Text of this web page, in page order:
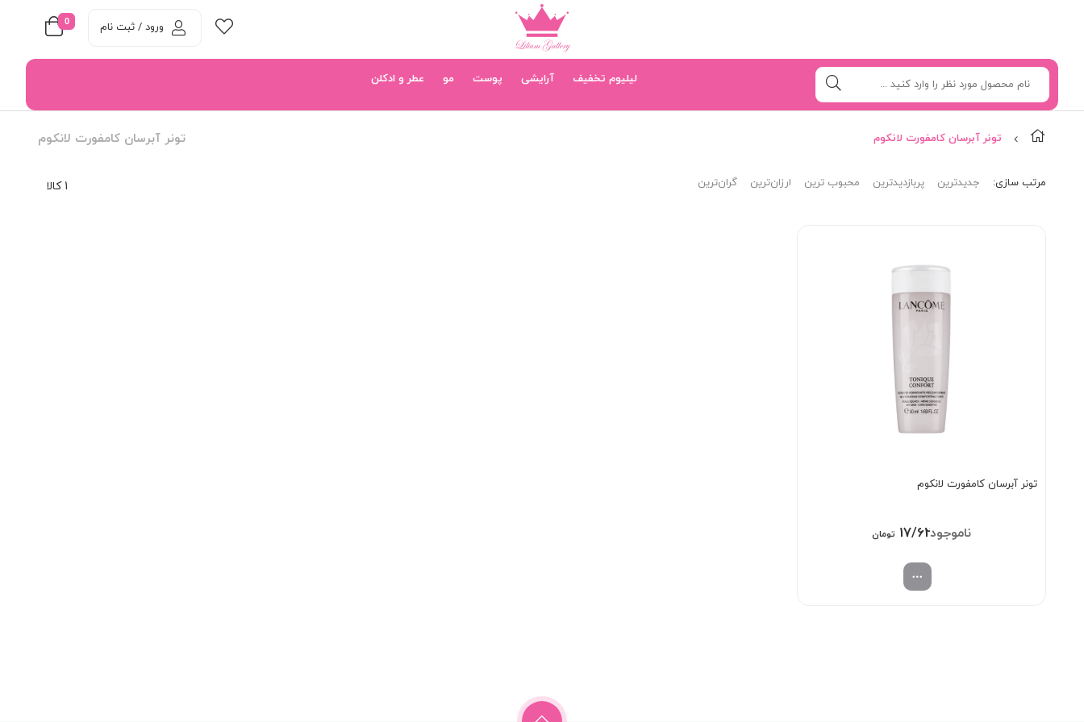
0 ورود / ثبت نام
لیلیوم تخفیف آرایشی پوست مو عطر و ادکلن
تونر آبرسان کامفورت لانکوم تونر آبرسان کامفورت لانکوم
1 کالا مرتب‌ سازی: جدیدترین پربازدیدترین محبوب ترین ارزان‌ترین گران‌ترین
تونر آبرسان کامفورت لانکوم
17/620/000 تومان